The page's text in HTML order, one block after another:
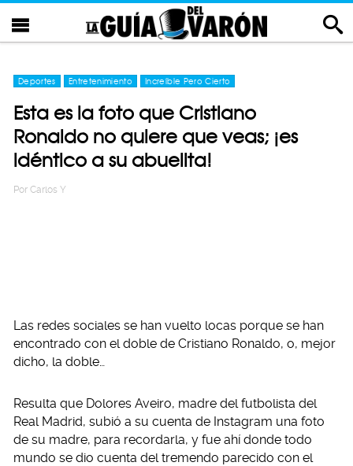
Deportes Entretenimiento Increíble Pero Cierto
Esta es la foto que Cristiano
Ronaldo no quiere que veas; ¡es
idéntico a su abuelita!
Por Carlos Y
Las redes sociales se han vuelto locas porque se han
encontrado con el doble de Cristiano Ronaldo, o, mejor
dicho, la doble…
Resulta que Dolores Aveiro, madre del futbolista del
Real Madrid, subió a su cuenta de Instagram una foto
de su madre, para recordarla, y fue ahí donde todo
mundo se dio cuenta del tremendo parecido con el